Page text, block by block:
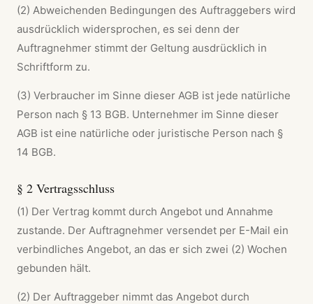
(2) Abweichenden Bedingungen des Auftraggebers wird
ausdrücklich widersprochen, es sei denn der
Auftragnehmer stimmt der Geltung ausdrücklich in
Schriftform zu.
(3) Verbraucher im Sinne dieser AGB ist jede natürliche
Person nach § 13 BGB. Unternehmer im Sinne dieser
AGB ist eine natürliche oder juristische Person nach §
14 BGB.
§ 2 Vertragsschluss
(1) Der Vertrag kommt durch Angebot und Annahme
zustande. Der Auftragnehmer versendet per E-Mail ein
verbindliches Angebot, an das er sich zwei (2) Wochen
gebunden hält.
(2) Der Auftraggeber nimmt das Angebot durch